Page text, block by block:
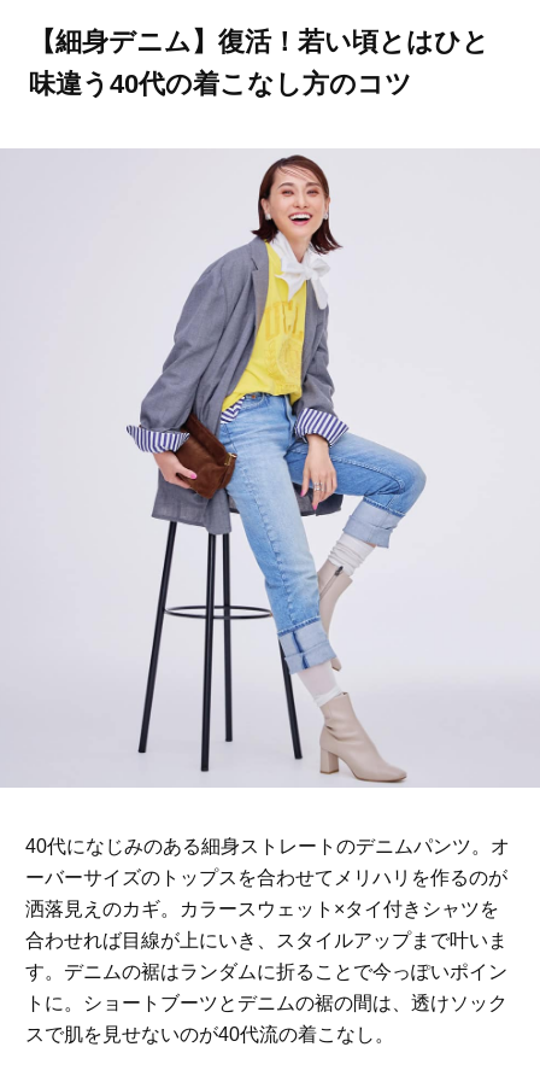
ママとパパに贈る「ジェンダーレ
【細身デニム】復活！若い頃とはひと
味違う40代の着こなし方のコツ
40代になじみのある細身ストレートのデニムパンツ。オ
ーバーサイズのトップスを合わせてメリハリを作るのが
洒落見えのカギ。カラースウェット×タイ付きシャツを
合わせれば目線が上にいき、スタイルアップまで叶いま
す。デニムの裾はランダムに折ることで今っぽいポイン
トに。ショートブーツとデニムの裾の間は、透けソック
スで肌を見せないのが40代流の着こなし。